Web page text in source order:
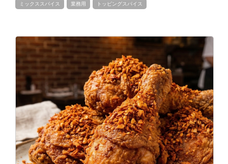
ミックススパイス 業務用 トッピングスパイス